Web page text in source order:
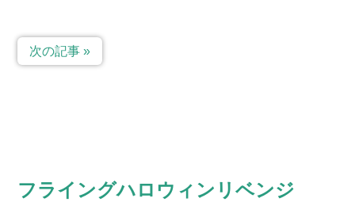
次の記事 »
フライングハロウィンリベンジ